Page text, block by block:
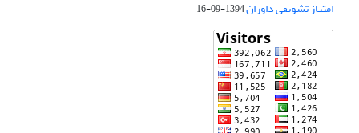
امتیاز تشویقی داوران1394-09-16